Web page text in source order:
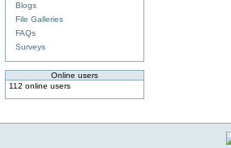
Blogs
File Galleries
FAQs
Surveys
Online users
112 online users